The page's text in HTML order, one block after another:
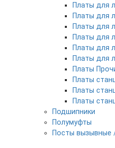
Платы для
Платы для
Платы для
Платы для
Платы для
Платы для
Платы
Платы
Платы
Платы
Подшипники
Полумуфты
Посты вызывные